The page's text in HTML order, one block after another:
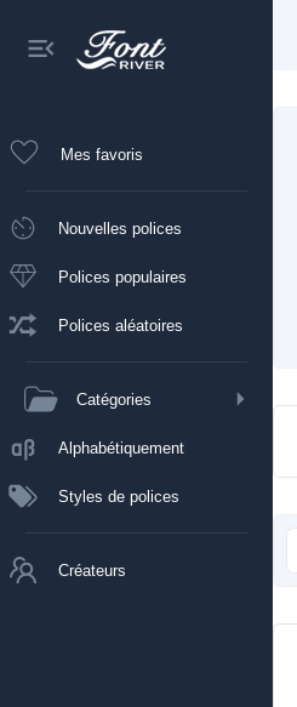
Mes favoris
Nouvelles polices
Polices populaires
Polices aléatoires
Catégories
Alphabétiquement
Styles de polices
Créateurs